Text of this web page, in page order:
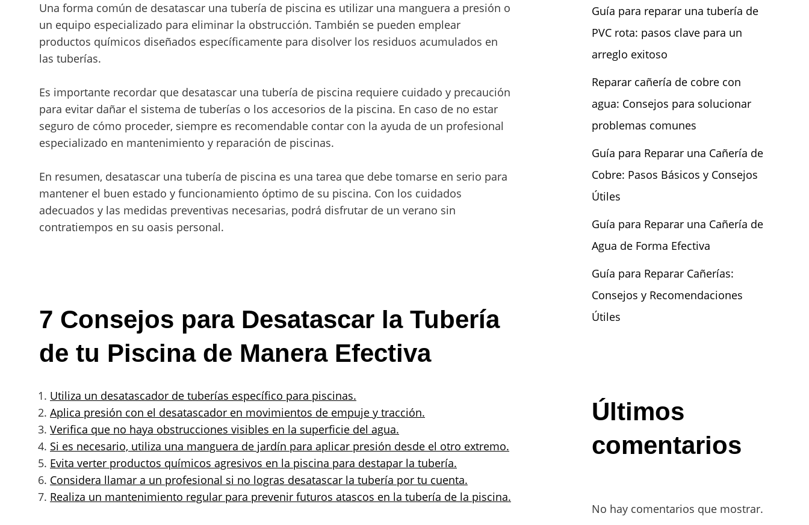
Una forma común de desatascar una tubería de piscina es utilizar una manguera a presión o
un equipo especializado para eliminar la obstrucción. También se pueden emplear
productos químicos diseñados específicamente para disolver los residuos acumulados en
las tuberías.
Es importante recordar que desatascar una tubería de piscina requiere cuidado y precaución
para evitar dañar el sistema de tuberías o los accesorios de la piscina. En caso de no estar
seguro de cómo proceder, siempre es recomendable contar con la ayuda de un profesional
especializado en mantenimiento y reparación de piscinas.
En resumen, desatascar una tubería de piscina es una tarea que debe tomarse en serio para
mantener el buen estado y funcionamiento óptimo de su piscina. Con los cuidados
adecuados y las medidas preventivas necesarias, podrá disfrutar de un verano sin
contratiempos en su oasis personal.
7 Consejos para Desatascar la Tubería
de tu Piscina de Manera Efectiva
Utiliza un desatascador de tuberías específico para piscinas.
Aplica presión con el desatascador en movimientos de empuje y tracción.
Verifica que no haya obstrucciones visibles en la superficie del agua.
Si es necesario, utiliza una manguera de jardín para aplicar presión desde el otro extremo.
Evita verter productos químicos agresivos en la piscina para destapar la tubería.
Considera llamar a un profesional si no logras desatascar la tubería por tu cuenta.
Realiza un mantenimiento regular para prevenir futuros atascos en la tubería de la piscina.
Guía para reparar una tubería de
PVC rota: pasos clave para un
arreglo exitoso
Reparar cañería de cobre con
agua: Consejos para solucionar
problemas comunes
Guía para Reparar una Cañería de
Cobre: Pasos Básicos y Consejos
Útiles
Guía para Reparar una Cañería de
Agua de Forma Efectiva
Guía para Reparar Cañerías:
Consejos y Recomendaciones
Útiles
Últimos
comentarios
No hay comentarios que mostrar.